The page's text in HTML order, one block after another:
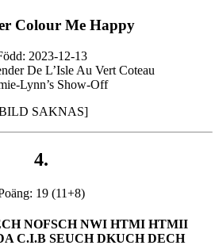
Colour Me Happy
2023-12-13
De L’Isle Au Vert Coteau
Lynn’s Show-Off
SAKNAS]
4.
19 (11+8)
NOFSCH NWI HTMI HTMII
C.I.B SEUCH DKUCH DECH